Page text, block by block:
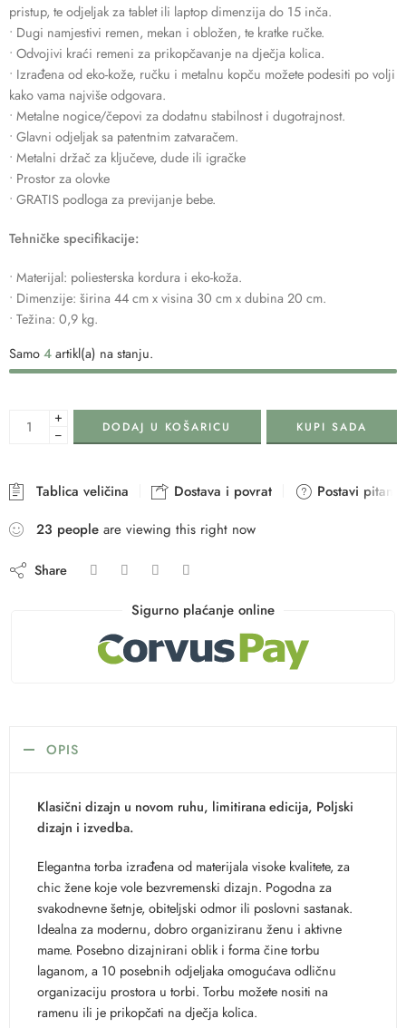
pristup, te odjeljak za tablet ili laptop dimenzija do 15 inča.
• Dugi namjestivi remen, mekan i obložen, te kratke ručke.
• Odvojivi kraći remeni za prikopčavanje na dječja kolica.
• Izrađena od eko-kože, ručku i metalnu kopču možete podesiti po volji
kako vama najviše odgovara.
• Metalne nogice/čepovi za dodatnu stabilnost i dugotrajnost.
• Glavni odjeljak sa patentnim zatvaračem.
• Metalni držač za ključeve, dude ili igračke
• Prostor za olovke
• GRATIS podloga za previjanje bebe.
Tehničke specifikacije:
• Materijal: poliesterska kordura i eko-koža.
• Dimenzije: širina 44 cm x visina 30 cm x dubina 20 cm.
• Težina: 0,9 kg.
Samo4artikl(a) na stanju.
+
−
DODAJ U KOŠARICU KUPI SADA
Tablica veličina Dostava i povrat
Postavi pitanje
23 people are viewing this right now
Share
Sigurno plaćanje online
OPIS
Klasični dizajn u novom ruhu, limitirana edicija, Poljski
dizajn i izvedba.
Elegantna torba izrađena od materijala visoke kvalitete, za
chic žene koje vole bezvremenski dizajn. Pogodna za
svakodnevne šetnje, obiteljski odmor ili poslovni sastanak.
Idealna za modernu, dobro organiziranu ženu i aktivne
mame. Posebno dizajnirani oblik i forma čine torbu
laganom, a 10 posebnih odjeljaka omogućava odličnu
organizaciju prostora u torbi. Torbu možete nositi na
ramenu ili je prikopčati na dječja kolica.